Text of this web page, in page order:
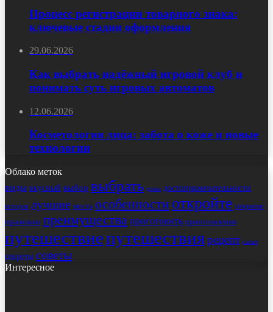
Процесс регистрации товарного знака:
ключевые стадии оформления
29.06.2026
Как выбрать надёжный игровой клуб и
понимать суть игровых автоматов
12.06.2026
Косметология лица: забота о коже и новые
технологии
Облако меток
виды вкусный выбор выбрать дома достопримечательности
история лучшие места особенности откройте открытие
правильно преимущества приготовить приготовления
путешествиепутешествиярецепт салат
секреты советы
Интересное